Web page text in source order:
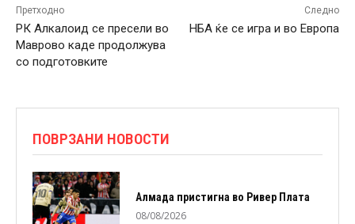
Претходно
РК Алкалоид се пресели во
Маврово каде продолжува
со подготовките
Следно
НБА ќе се игра и во Европа
ПОВРЗАНИ НОВОСТИ
Алмада пристигна во Ривер Плата
08/08/2026